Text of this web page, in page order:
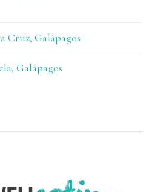
Cruz, Galápagos
Galápagos